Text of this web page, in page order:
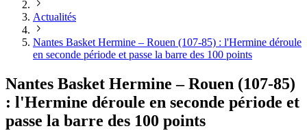
Actualités
Nantes Basket Hermine – Rouen (107-85) : l'Hermine déroule
en seconde période et passe la barre des 100 points
Nantes Basket Hermine – Rouen (107-85)
: l'Hermine déroule en seconde période et
passe la barre des 100 points